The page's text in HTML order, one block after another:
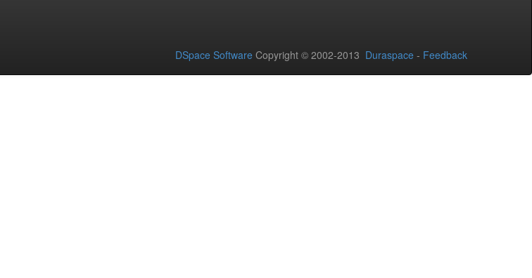
DSpace Software Copyright © 2002-2013 Duraspace - Feedback